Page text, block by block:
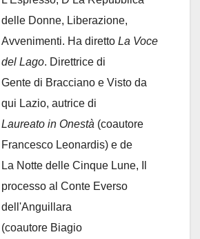
delle Donne, Liberazione,
Avvenimenti. Ha diretto La Voce
del Lago. Direttrice di
Gente di Bracciano e Visto da
qui Lazio, autrice di
Laureato in Onestà (coautore
Francesco Leonardis) e de
La Notte delle Cinque Lune, Il
processo al Conte Everso
dell'Anguillara
(coautore Biagio